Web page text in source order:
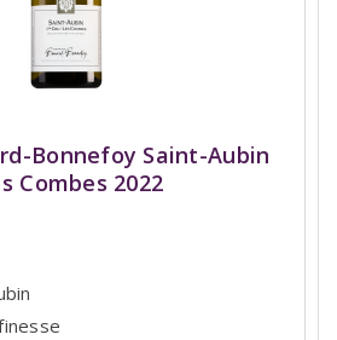
Bonnefoy Saint-Aubin
Combes 2022